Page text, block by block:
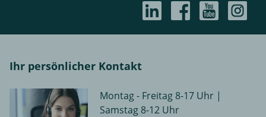
Ihr persönlicher Kontakt
Montag - Freitag 8-17 Uhr |
Samstag 8-12 Uhr